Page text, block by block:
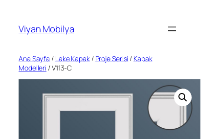
Viyan Mobilya
Ana Sayfa / Lake Kapak/ Proje Serisi / Kapak
Modelleri / V113-C